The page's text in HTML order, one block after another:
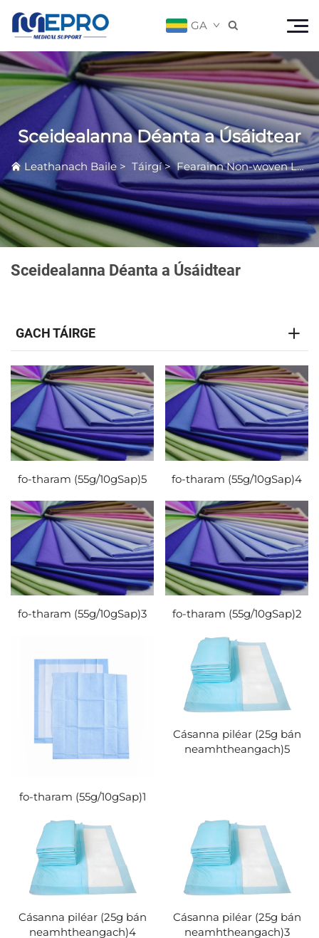
GA 
Sceidealanna Déanta a Úsáidtear
Leathanach Baile > Táirgí>Fearainn Non-woven Leighis
Sceidealanna Déanta a Úsáidtear
GACH TÁIRGE
fo-tharam (55g/10gSap)5 fo-tharam (55g/10gSap)4
fo-tharam (55g/10gSap)3 fo-tharam (55g/10gSap)2
fo-tharam (55g/10gSap)1
Cásanna piléar (25g bán
neamhtheangach)5
Cásanna piléar (25g bán
neamhtheangach)4
Cásanna piléar (25g bán
neamhtheangach)3